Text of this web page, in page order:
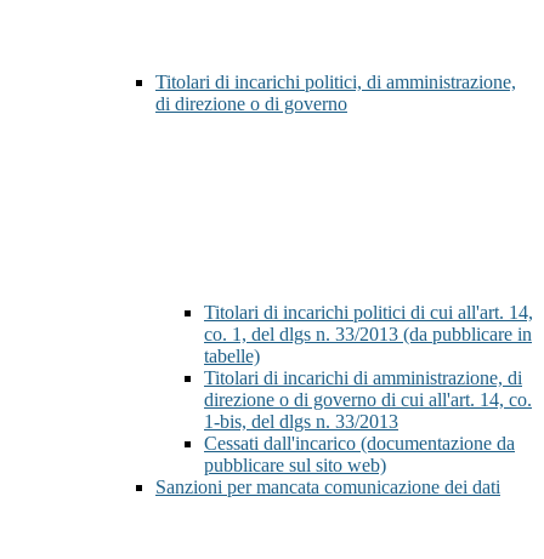
Titolari di incarichi politici, di amministrazione,
di direzione o di governo
Titolari di incarichi politici di cui all'art. 14,
co. 1, del dlgs n. 33/2013 (da pubblicare in
tabelle)
Titolari di incarichi di amministrazione, di
direzione o di governo di cui all'art. 14, co.
1-bis, del dlgs n. 33/2013
Cessati dall'incarico (documentazione da
pubblicare sul sito web)
Sanzioni per mancata comunicazione dei dati